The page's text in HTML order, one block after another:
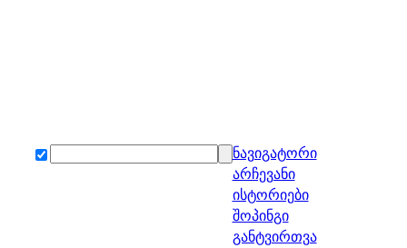
ნავიგატორი
არჩევანი
ისტორიები
შოპინგი
განტვირთვა